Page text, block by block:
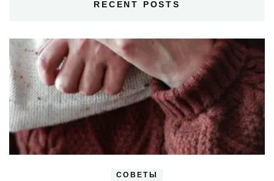
RECENT POSTS
СОВЕТЫ